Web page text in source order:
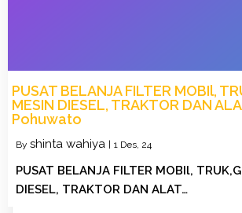
PUSAT BELANJA FILTER MOBIl,
MESIN DIESEL, TRAKTOR DAN
Pohuwato
By shinta wahiya 1 Des, 24
PUSAT BELANJA FILTER MOBIl,
DIESEL, TRAKTOR DAN ALAT…